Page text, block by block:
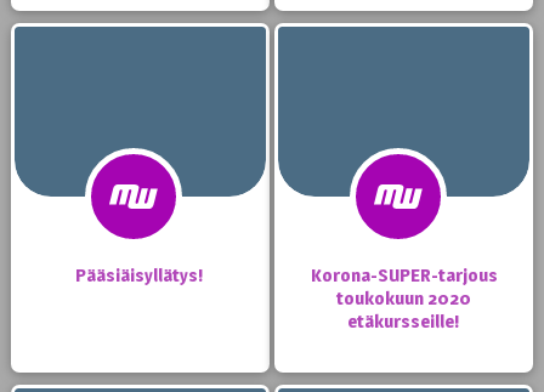
Pääsiäisyllätys!
Korona-SUPER-tarjous
toukokuun 2020
etäkursseille!